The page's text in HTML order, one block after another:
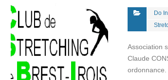
Do In
Association
Claude